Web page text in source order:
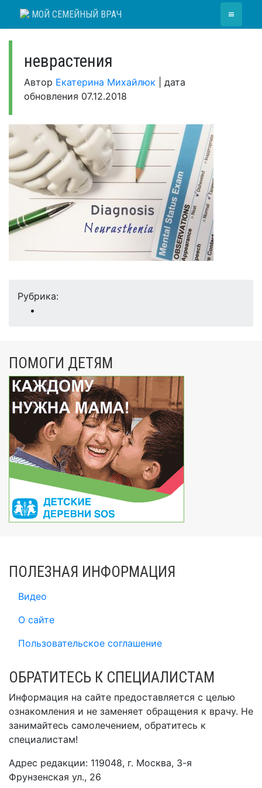
МОЙ СЕМЕЙНЫЙ ВРАЧ ≡
неврастения
Автор Екатерина Михайлюк
дата
обновления 07.12.2018
Рубрика:
ПОМОГИ ДЕТЯМ
ПОЛЕЗНАЯ ИНФОРМАЦИЯ
Видео
О сайте
Пользовательское соглашение
ОБРАТИТЕСЬ К СПЕЦИАЛИСТАМ
Информация на сайте предоставляется с целью
ознакомления и не заменяет обращения к врачу. Не
занимайтесь самолечением, обратитесь к
специалистам!
Адрес редакции: 119048, г. Москва, 3-я
Фрунзенская ул., 26